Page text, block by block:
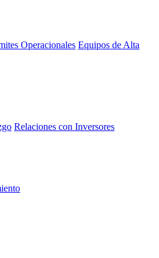
Operacionales Equipos de Alta
Relaciones con Inversores